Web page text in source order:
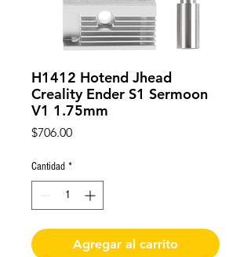
H1412 Hotend Jhead
Creality Ender S1 Sermoon
V1 1.75mm
$706.00Precio
Cantidad *
Agregar al carrito